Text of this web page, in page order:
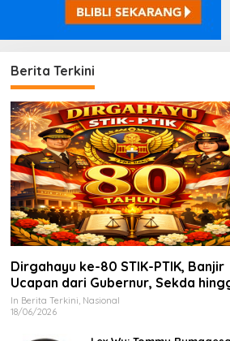
Berita Terkini
Dirgahayu ke-80 STIK-PTIK, Banjir
Ucapan dari Gubernur, Sekda
Kapolda.
In Berita Terkini, Nasional
18/06/2026